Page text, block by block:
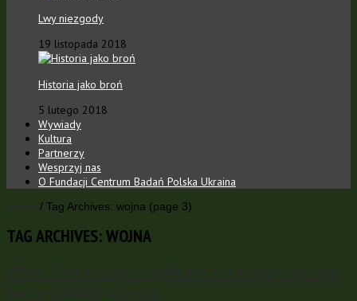
Lwy niezgody
19 listopada 2018
Historia jako broń
5 lutego 2018
Wywiady
Kultura
Partnerzy
Wesprzyj nas
O Fundacji Centrum Badań Polska Ukraina
/ Tag Archives: wojna (page 3)
TAG ARCHIVES:WOJNA